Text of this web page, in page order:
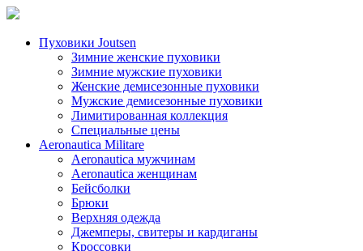
Пуховики Joutsen
Зимние женские пуховики
Зимние мужские пуховики
Женские демисезонные пуховики
Мужские демисезонные пуховики
Лимитированная коллекция
Специальные цены
Aeronautica Militare
Aeronautica мужчинам
Aeronautica женщинам
Бейсболки
Брюки
Верхняя одежда
Джемперы, свитеры и кардиганы
Кроссовки